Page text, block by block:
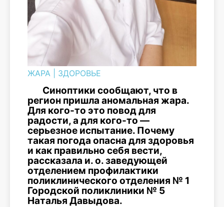
ЖАРА ЗДОРОВЬЕ
Синоптики сообщают, что в
регион пришла аномальная жара.
Для кого-то это повод для
радости, а для кого-то —
серьезное испытание. Почему
такая погода опасна для здоровья
и как правильно себя вести,
рассказала и. о. заведующей
отделением профилактики
поликлинического отделения № 1
Городской поликлиники № 5
Наталья Давыдова.